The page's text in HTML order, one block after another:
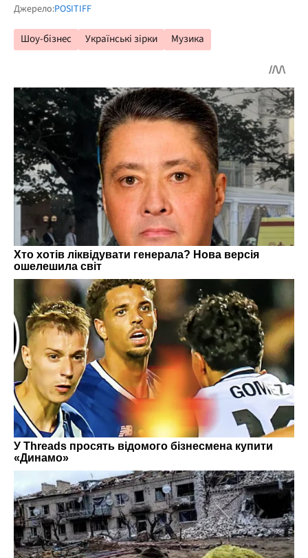
Джерело:POSITIFF
Шоу-бізнес Українські зірки Музика